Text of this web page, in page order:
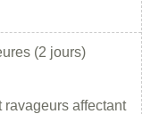
(2 jours)
affectant